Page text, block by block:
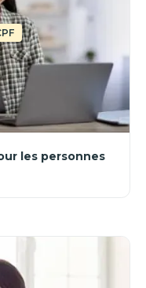
les personnes